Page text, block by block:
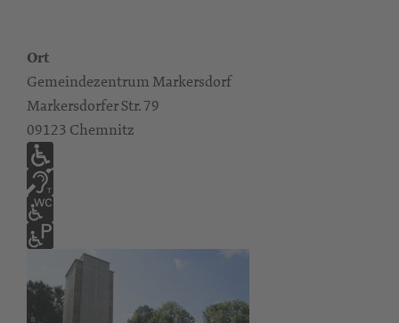
Ort
Gemeindezentrum Markersdorf
Markersdorfer Str. 79
09123 Chemnitz